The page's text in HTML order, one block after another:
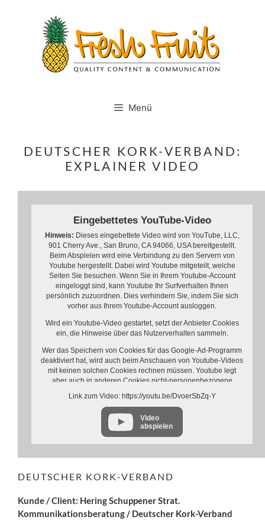
Menü
DEUTSCHER KORK-VERBAND:
EXPLAINER VIDEO
Eingebettetes YouTube-Video
Hinweis: Dieses eingebettete Video wird von YouTube, LLC,
901 Cherry Ave., San Bruno, CA 94066, USA bereitgestellt.
Beim Abspielen wird eine Verbindung zu den Servern von
Youtube hergestellt. Dabei wird Youtube mitgeteilt, welche
Seiten Sie besuchen. Wenn Sie in Ihrem Youtube-Account
eingeloggt sind, kann Youtube Ihr Surfverhalten Ihnen
persönlich zuzuordnen. Dies verhindern Sie, indem Sie sich
vorher aus Ihrem Youtube-Account ausloggen.
Wird ein Youtube-Video gestartet, setzt der Anbieter Cookies
ein, die Hinweise über das Nutzerverhalten sammeln.
Wer das Speichern von Cookies für das Google-Ad-Programm
deaktiviert hat, wird auch beim Anschauen von Youtube-Videos
mit keinen solchen Cookies rechnen müssen. Youtube legt
aber auch in anderen Cookies nicht-personenbezogene
müssen Sie das Speichern von Cookies im Browser blockieren.
Weitere Informationen zum Datenschutz bei „Youtube“ finden
Sie in der Datenschutzerklärung des Anbieters unter:
https://www.google.de/intl/de/policies/privacy/
Link zum Video: https://youtu.be/DvoerSbZq-Y
Video
abspielen
DEUTSCHER KORK-VERBAND
Kunde / Client: Hering Schuppener Strat.
Kommunikationsberatung / Deutscher Kork-Verband